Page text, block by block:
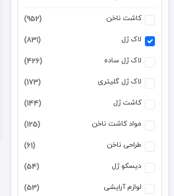
کاشت ناخن (952)
لاک ژل (831)
لاک ژل ساده (426)
لاک ژل گلیتری (173)
کاشت ژل (144)
مواد کاشت ناخن (125)
طراحی ناخن (61)
دیسکو ژل (54)
لوازم آرایشی (53)